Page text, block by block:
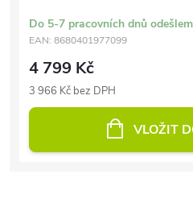
Do 5-7 pracovních dnů
EAN: 8680401977099
4 799 Kč
3 966 Kč bez DPH
VLOŽIT